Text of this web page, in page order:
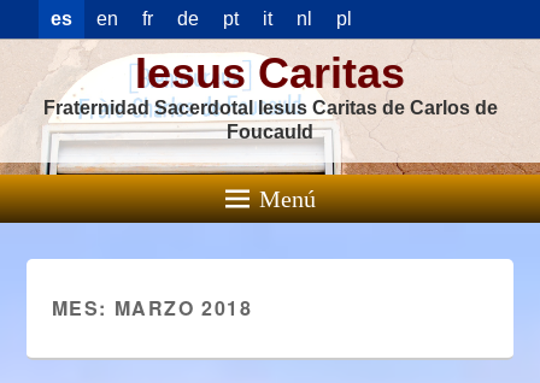
es en fr de pt it nl pl
Iesus Caritas
Fraternidad Sacerdotal Iesus Caritas de Carlos de
Foucauld
Menú
MES: MARZO 2018